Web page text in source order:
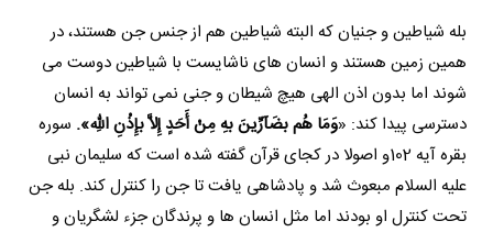
بله شیاطین و جنیان که البته شیاطین هم از جنس جن هستند، در
همین زمین هستند و انسان های ناشایست با شیاطین دوست می
شوند اما بدون اذن الهی هیچ شیطان و جنی نمی تواند به انسان
دسترسی پیدا کند: «وَمَا هُم بضَآرِّینَ بهِ مِنْ أَحَدٍ إِلاَّ بإِذْنِ اللهِ». سوره
بقره آیه 102و اصولا در کجای قرآن گفته شده است که سلیمان نبی
علیه السلام مبعوث شد و پادشاهی یافت تا جن را کنترل کند. بله جن
تحت کنترل او بودند اما مثل انسان ها و پرندگان جزء لشگریان و